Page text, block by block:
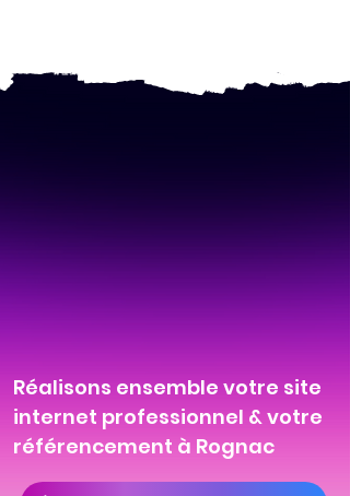
Réalisons ensemble votre site
internet professionnel & votre
référencement à Rognac